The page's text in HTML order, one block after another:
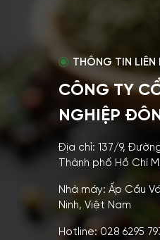
THÔNG TIN LIÊN
CÔNG TY
NGHIỆP
Địa chỉ: 137/9,
Thành phố Hồ Chí
Nhà máy: Ấp Cầu
Ninh, Việt Nam
Hotline: 028 6295